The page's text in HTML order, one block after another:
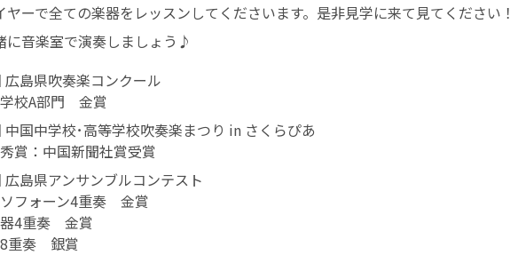
ヤーで全ての楽器をレッスンしてくださいます。是非見学に来て見てください！
に音楽室で演奏しましょう♪
広島県吹奏楽コンクール
校A部門 金賞
中国中学校･高等学校吹奏楽まつり in さくらぴあ
賞：中国新聞社賞受賞
広島県アンサンブルコンテスト
フォーン4重奏 金賞
4重奏 金賞
重奏 銀賞